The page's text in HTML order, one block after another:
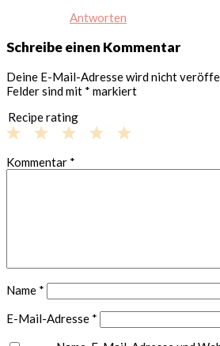
Antworten
Schreibe einen Kommentar
Deine E-Mail-Adresse wird nicht
Felder sind mit * markiert
Recipe rating
Stars
Stars
Stars
Stars
Star
Kommentar *
Name *
E-Mail-Adresse *